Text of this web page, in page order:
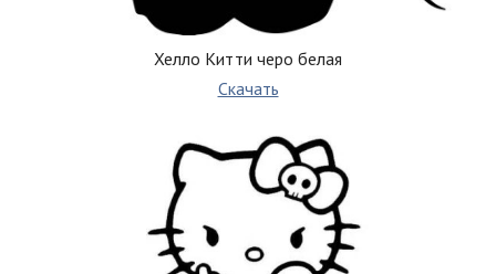
Хелло Китти черо белая
Скачать